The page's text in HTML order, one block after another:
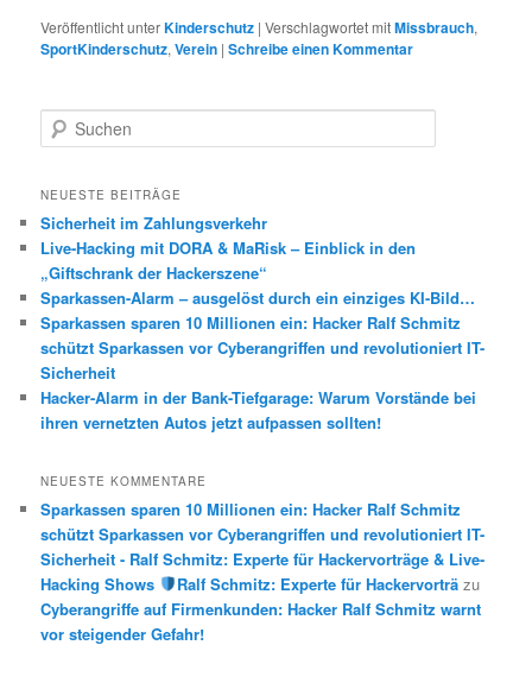
Veröffentlicht unterKinderschutz |Verschlagwortet mitMissbrauch,
SportKinderschutz,Verein |Schreibe einen Kommentar
u
h
n
NEUESTE BEITRÄGE
Sicherheit im Zahlungsverkehr
Live-Hacking mit DORA & MaRisk – Einblick in den
„Giftschrank der Hackerszene“
Sparkassen-Alarm – ausgelöst durch ein einziges KI-Bild…
Sparkassen sparen 10 Millionen ein: Hacker Ralf Schmitz
schützt Sparkassen vor Cyberangriffen und revolutioniert IT-
Sicherheit
Hacker-Alarm in der Bank-Tiefgarage: Warum Vorstände bei
ihren vernetzten Autos jetzt aufpassen sollten!
NEUESTE KOMMENTARE
Sparkassen sparen 10 Millionen ein: Hacker Ralf Schmitz
schützt Sparkassen vor Cyberangriffen und revolutioniert IT-
Sicherheit - Ralf Schmitz: Experte für Hackervorträge & Live-
Hacking Shows
Ralf Schmitz: Experte für Hackervorträzu
Cyberangriffe auf Firmenkunden: Hacker Ralf Schmitz warnt
vor steigender Gefahr!